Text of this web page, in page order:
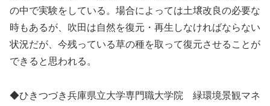
の中で実験をしている。場合によっては土壌改良の必要な
時もあるが、吹田は自然を復元・再生しなければならない
状況だが、今残っている草の種を取って復元させることが
できると思われる。
◆ひきつづき兵庫県立大学専門職大学院 緑環境景観マネ